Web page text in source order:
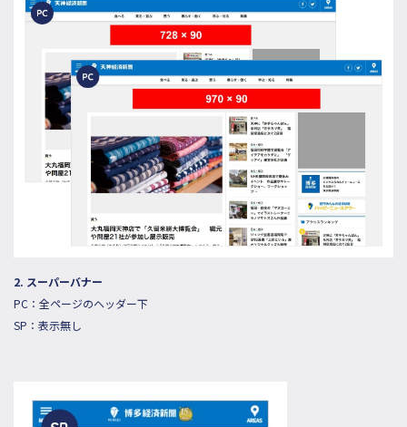
2. スーパーバナー
PC：全ページのヘッダー下
SP：表示無し